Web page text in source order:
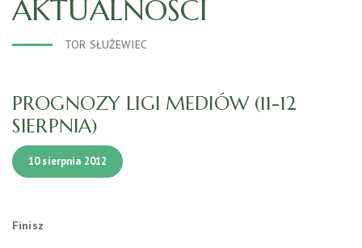
AKTUALNOŚCI
TOR SŁUŻEWIEC
PROGNOZY LIGI MEDIÓW (11-12
SIERPNIA)
10 sierpnia 2012
Finisz